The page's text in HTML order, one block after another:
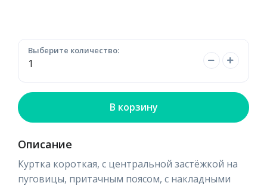
Выберите количество:
В корзину
Описание
Куртка короткая, с центральной застёжкой на
пуговицы, притачным поясом, с накладными